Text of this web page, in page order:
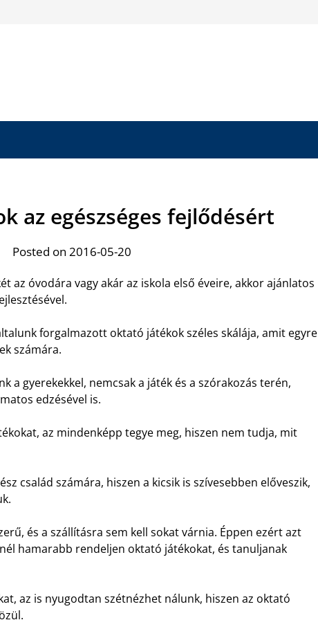
az egészséges fejlődésért
Posted on 2016-05-20
az óvodára vagy akár az iskola első éveire, akkor ajánlatos
forgalmazott oktató játékok széles skálája, amit egyre
számára.
a gyerekekkel, nemcsak a játék és a szórakozás terén,
edzésével is.
az mindenképp tegye meg, hiszen nem tudja, mit
család számára, hiszen a kicsik is szívesebben előveszik,
és a szállításra sem kell sokat várnia. Éppen ezért azt
hamarabb rendeljen oktató játékokat, és tanuljanak
az is nyugodtan szétnézhet nálunk, hiszen az oktató